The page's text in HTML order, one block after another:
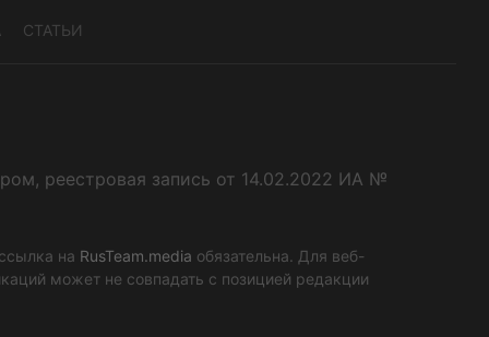
СТАТЬИ
реестровая запись от 14.02.2022 ИА №
на RusTeam.media обязательна. Для веб-
может не совпадать с позицией редакции